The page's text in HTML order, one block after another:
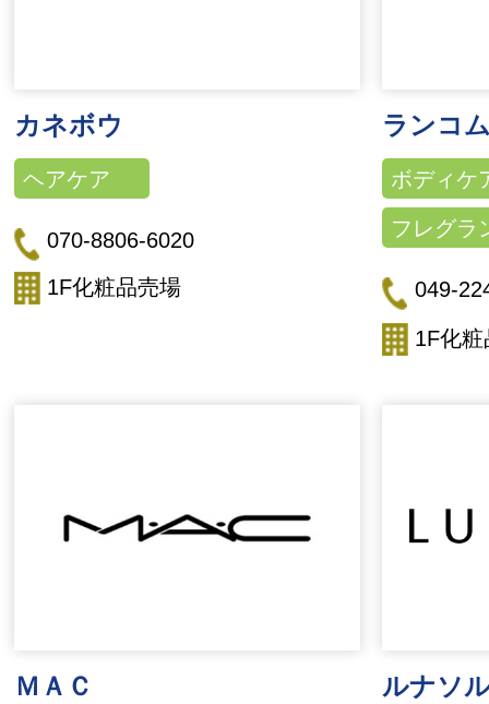
カネボウ
ヘアケア
070-8806-6020
1F化粧品売場
ランコ
ボディケ
フレグラ
049-
1F化
ＭＡＣ ルナソ